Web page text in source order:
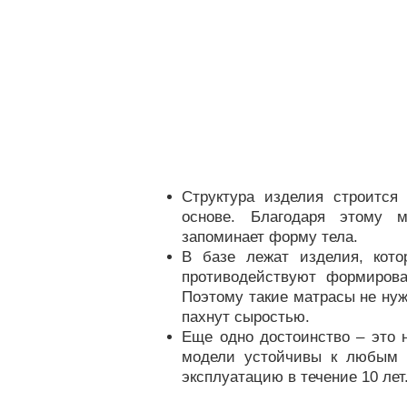
Структура изделия
основе. Благодаря этому
запоминает форму тела.
В базе лежат изделия,
противодействуют
Поэтому такие матрасы не
пахнут сыростью.
Еще одно достоинство – это
модели устойчивы к любым
эксплуатацию в течение 10